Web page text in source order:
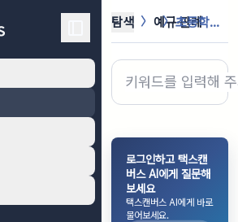
탐색 예규·판례 초등학교 교사로서 직접 8년이상 자경...
로그인하고 택스캔
버스 AI에게 질문해
보세요
택스캔버스 AI에게 바로
물어보세요.